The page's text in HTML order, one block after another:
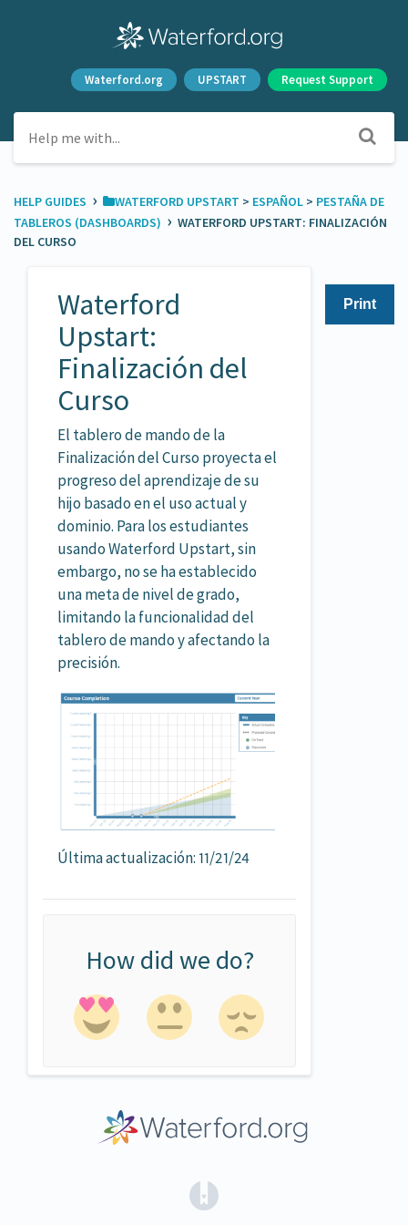
Waterford.org UPSTART Request Support
HELP GUIDES › ​WATERFORD UPSTART ​ > ​ ​ESPAÑOL ​ > ​ ​PESTAÑA DE
TABLEROS (DASHBOARDS) › WATERFORD UPSTART: FINALIZACIÓN
DEL CURSO
Print
Waterford
Upstart:
Finalización del
Curso
El tablero de mando de la
Finalización del Curso proyecta el
progreso del aprendizaje de su
hijo basado en el uso actual y
dominio. Para los estudiantes
usando Waterford Upstart, sin
embargo, no se ha establecido
una meta de nivel de grado,
limitando la funcionalidad del
tablero de mando y afectando la
precisión.
Última actualización: 11/21/24
How did we do?